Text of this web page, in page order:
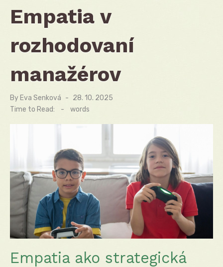
Empatia v
rozhodovaní
manažérov
By Eva Senková
Posted
on
28. 10. 2025
Time to Read:
- words
Empatia ako strategická